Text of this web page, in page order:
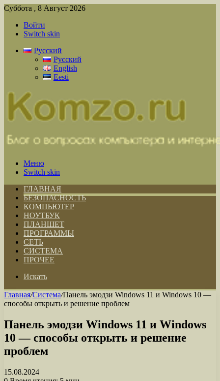
Суббота , 8 Август 2026
Войти
Switch skin
Русский
Русский
English
Eesti
Меню
Switch skin
ГЛАВНАЯ
БЕЗОПАСНОСТЬ
КОМПЬЮТЕР
НОУТБУК
ПЛАНШЕТ
ПРОГРАММЫ
СЕТЬ
СИСТЕМА
ПРОЧЕЕ
Искать
Главная/Система/Панель эмодзи Windows 11 и Windows 10 —
способы открыть и решение проблем
Панель эмодзи Windows 11 и Windows
10 — способы открыть и решение
проблем
15.08.2024